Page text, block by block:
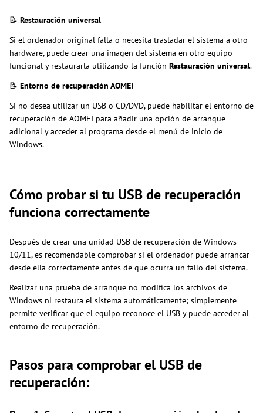
📝 Restauración universal
Si el ordenador original falla o necesita trasladar el sistema a otro
hardware, puede crear una imagen del sistema en otro equipo
funcional y restaurarla utilizando la función Restauración universal.
📝 Entorno de recuperación AOMEI
Si no desea utilizar un USB o CD/DVD, puede habilitar el entorno de
recuperación de AOMEI para añadir una opción de arranque
adicional y acceder al programa desde el menú de inicio de
Windows.
Cómo probar si tu USB de recuperación
funciona correctamente
Después de crear una unidad USB de recuperación de Windows
10/11, es recomendable comprobar si el ordenador puede arrancar
desde ella correctamente antes de que ocurra un fallo del sistema.
Realizar una prueba de arranque no modifica los archivos de
Windows ni restaura el sistema automáticamente; simplemente
permite verificar que el equipo reconoce el USB y puede acceder al
entorno de recuperación.
Pasos para comprobar el USB de
recuperación: